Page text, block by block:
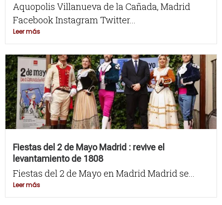
Aquopolis Villanueva de la Cañada, Madrid
Facebook Instagram Twitter...
Leer más
Fiestas del 2 de Mayo Madrid : revive el
levantamiento de 1808
Fiestas del 2 de Mayo en Madrid Madrid se...
Leer más